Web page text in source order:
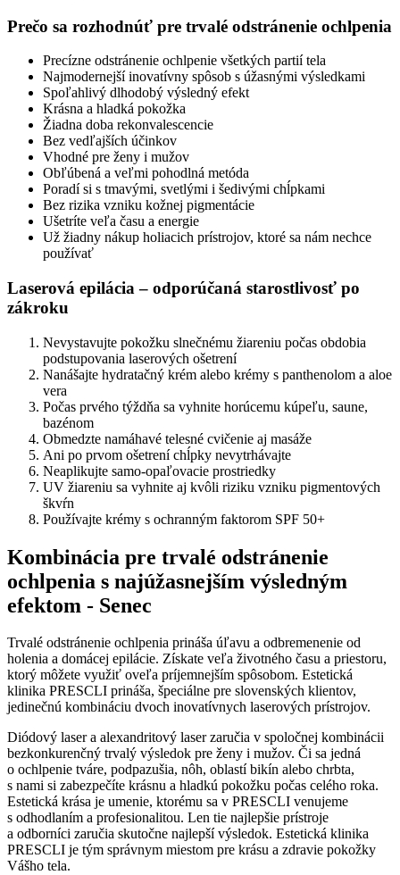
Prečo sa rozhodnúť pre trvalé odstránenie ochlpenia
Precízne odstránenie ochlpenie všetkých partií tela
Najmodernejší inovatívny spôsob s úžasnými výsledkami
Spoľahlivý dlhodobý výsledný efekt
Krásna a hladká pokožka
Žiadna doba rekonvalescencie
Bez vedľajších účinkov
Vhodné pre ženy i mužov
Obľúbená a veľmi pohodlná metóda
Poradí si s tmavými, svetlými i šedivými chĺpkami
Bez rizika vzniku kožnej pigmentácie
Ušetríte veľa času a energie
Už žiadny nákup holiacich prístrojov, ktoré sa nám nechce
používať
Laserová epilácia – odporúčaná starostlivosť po
zákroku
Nevystavujte pokožku slnečnému žiareniu počas obdobia
podstupovania laserových ošetrení
Nanášajte hydratačný krém alebo krémy s panthenolom a aloe
vera
Počas prvého týždňa sa vyhnite horúcemu kúpeľu, saune,
bazénom
Obmedzte namáhavé telesné cvičenie aj masáže
Ani po prvom ošetrení chĺpky nevytrhávajte
Neaplikujte samo-opaľovacie prostriedky
UV žiareniu sa vyhnite aj kvôli riziku vzniku pigmentových
škvŕn
Používajte krémy s ochranným faktorom SPF 50+
Kombinácia pre trvalé odstránenie
ochlpenia s najúžasnejším výsledným
efektom - Senec
Trvalé odstránenie ochlpenia prináša úľavu a odbremenenie od
holenia a domácej epilácie. Získate veľa životného času a priestoru,
ktorý môžete využiť oveľa príjemnejším spôsobom. Estetická
klinika PRESCLI prináša, špeciálne pre slovenských klientov,
jedinečnú kombináciu dvoch inovatívnych laserových prístrojov.
Diódový laser a alexandritový laser zaručia v spoločnej kombinácii
bezkonkurenčný trvalý výsledok pre ženy i mužov. Či sa jedná
o ochlpenie tváre, podpazušia, nôh, oblastí bikín alebo chrbta,
s nami si zabezpečíte krásnu a hladkú pokožku počas celého roka.
Estetická krása je umenie, ktorému sa v PRESCLI venujeme
s odhodlaním a profesionalitou. Len tie najlepšie prístroje
a odborníci zaručia skutočne najlepší výsledok. Estetická klinika
PRESCLI je tým správnym miestom pre krásu a zdravie pokožky
Vášho tela.